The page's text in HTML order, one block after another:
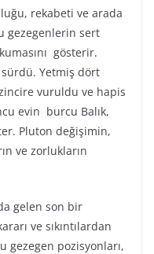
rekabeti ve arada
gezegenlerin sert
gösterir.
sürdü. Yetmiş dört
vuruldu ve hapis
evin burcu Balık,
Pluton değişimin,
ve zorlukların
gelen son bir
ve sıkıntılardan
gezegen pozisyonları,